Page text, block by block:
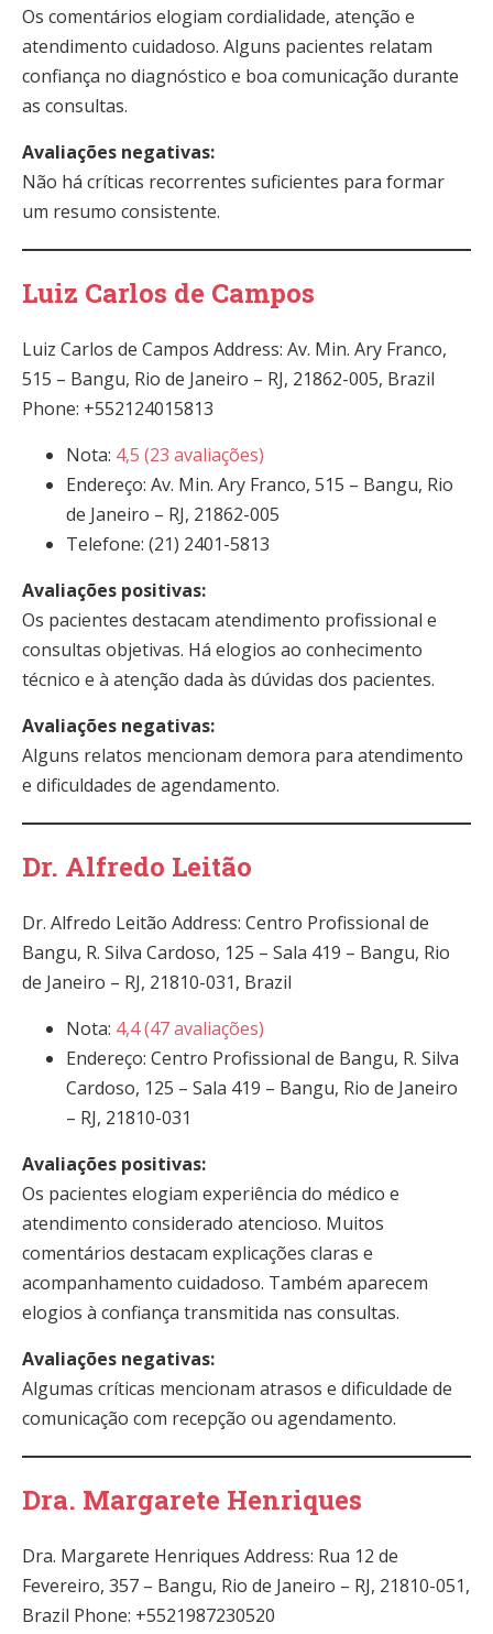
Os comentários elogiam cordialidade, atenção e
atendimento cuidadoso. Alguns pacientes relatam
confiança no diagnóstico e boa comunicação durante
as consultas.
Avaliações negativas:
Não há críticas recorrentes suficientes para formar
um resumo consistente.
Luiz Carlos de Campos
Luiz Carlos de Campos Address: Av. Min. Ary Franco,
515 – Bangu, Rio de Janeiro – RJ, 21862-005, Brazil
Phone: +552124015813
Nota: 4,5 (23 avaliações)
Endereço: Av. Min. Ary Franco, 515 – Bangu, Rio
de Janeiro – RJ, 21862-005
Telefone: (21) 2401-5813
Avaliações positivas:
Os pacientes destacam atendimento profissional e
consultas objetivas. Há elogios ao conhecimento
técnico e à atenção dada às dúvidas dos pacientes.
Avaliações negativas:
Alguns relatos mencionam demora para atendimento
e dificuldades de agendamento.
Dr. Alfredo Leitão
Dr. Alfredo Leitão Address: Centro Profissional de
Bangu, R. Silva Cardoso, 125 – Sala 419 – Bangu, Rio
de Janeiro – RJ, 21810-031, Brazil
Nota: 4,4 (47 avaliações)
Endereço: Centro Profissional de Bangu, R. Silva
Cardoso, 125 – Sala 419 – Bangu, Rio de Janeiro
– RJ, 21810-031
Avaliações positivas:
Os pacientes elogiam experiência do médico e
atendimento considerado atencioso. Muitos
comentários destacam explicações claras e
acompanhamento cuidadoso. Também aparecem
elogios à confiança transmitida nas consultas.
Avaliações negativas:
Algumas críticas mencionam atrasos e dificuldade de
comunicação com recepção ou agendamento.
Dra. Margarete Henriques
Dra. Margarete Henriques Address: Rua 12 de
Fevereiro, 357 – Bangu, Rio de Janeiro – RJ, 21810-051,
Brazil Phone: +5521987230520